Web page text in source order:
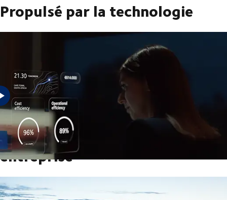
Propulsé par la technologie
Le succès de demain exige un avenir sans frictions.
Votre entreprise est notre
entreprise